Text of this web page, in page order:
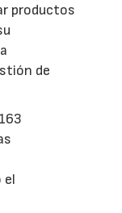
productos
de
el